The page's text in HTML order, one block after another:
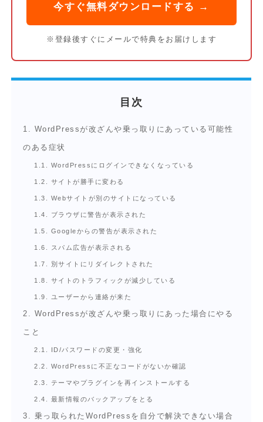
今すぐ無料ダウンロードする →
※登録後すぐにメールで特典をお届けします
目次
1. WordPressが改ざんや乗っ取りにあっている可能性
のある症状
1.1. WordPressにログインできなくなっている
1.2. サイトが勝手に変わる
1.3. Webサイトが別のサイトになっている
1.4. ブラウザに警告が表示された
1.5. Googleからの警告が表示された
1.6. スパム広告が表示される
1.7. 別サイトにリダイレクトされた
1.8. サイトのトラフィックが減少している
1.9. ユーザーから連絡が来た
2. WordPressが改ざんや乗っ取りにあった場合にやる
こと
2.1. ID/パスワードの変更・強化
2.2. WordPressに不正なコードがないか確認
2.3. テーマやプラグインを再インストールする
2.4. 最新情報のバックアップをとる
3. 乗っ取られたWordPressを自分で解決できない場合